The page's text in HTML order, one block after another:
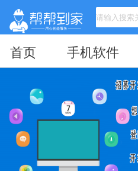
首页 手机软件